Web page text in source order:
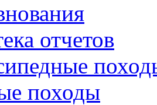
отчетов
походы